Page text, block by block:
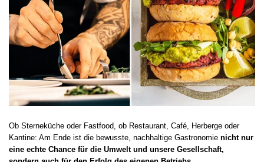
Ob Sterneküche oder Fastfood, ob Restaurant, Café, Herberge oder
Kantine: Am Ende ist die bewusste, nachhaltige Gastronomie nicht nur
eine echte Chance für die Umwelt und unsere Gesellschaft,